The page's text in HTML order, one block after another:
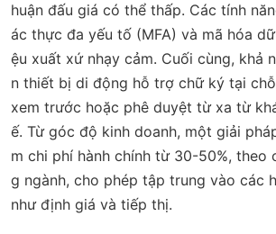
huận đấu giá có thể thấp. Các tính
ác thực đa yếu tố (MFA) và mã hóa
ệu xuất xứ nhạy cảm. Cuối cùng, khả
n thiết bị di động hỗ trợ chữ ký tại
xem trước hoặc phê duyệt từ xa từ
ế. Từ góc độ kinh doanh, một giải
m chi phí hành chính từ 30-50%, theo
g ngành, cho phép tập trung vào các
như định giá và tiếp thị.